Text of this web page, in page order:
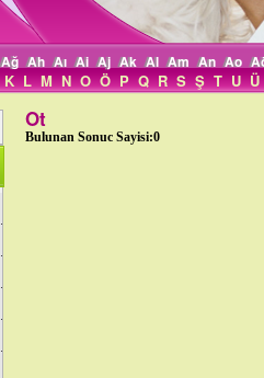
Ağ Ah Aı Ai Aj Ak Al Am An Ao
K L M N O Ö P Q R S Ş T U Ü
Ot
Bulunan Sonuc Sayisi:0